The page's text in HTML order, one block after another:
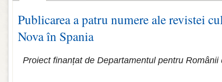
Publicarea a patru numere ale revistei
Nova în Spania
Proiect finanțat de Departamentul pentru Românii